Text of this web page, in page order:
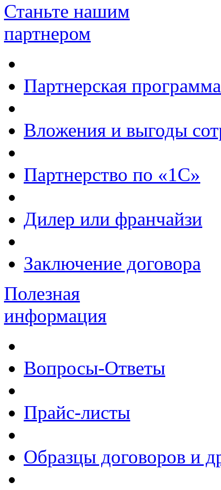
Станьте нашим
партнером
Партнерская программа
Вложения и выгоды
Партнерство по «1С»
Дилер или франчайзи
Заключение договора
Полезная
информация
Вопросы-Ответы
Прайс-листы
Образцы договоров и